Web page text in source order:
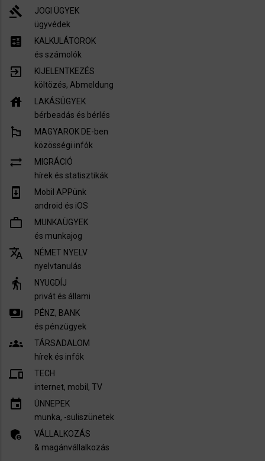
gavel
JOGI ÜGYEK
ügyvédek
calculate
KALKULÁTOROK
és számolók
exit_to_app
KIJELENTKEZÉS
költözés, Abmeldung
house
LAKÁSÜGYEK
bérbeadás és bérlés
emoji_flags
MAGYAROK DE-ben
közösségi infók
sync_alt
MIGRÁCIÓ
hírek és statisztikák
system_update
Mobil APPünk
android és iOS
work_outline
MUNKAÜGYEK
és munkajog
translate
NÉMET NYELV
nyelvtanulás
elderly
NYUGDÍJ
privát és állami
payments
PÉNZ, BANK
és pénzügyek
groups
TÁRSADALOM
hírek és infók
devices
TECH
internet, mobil, TV​
insert_invitation
ÜNNEPEK
munka, -suliszünetek
admin_panel_settings
VÁLLALKOZÁS
& magánvállalkozás